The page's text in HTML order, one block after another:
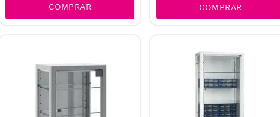
COMPRAR COMPRAR